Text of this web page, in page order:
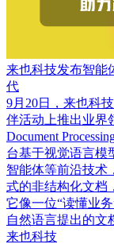
来也科技发布智能
代
9月20日，来也科
伴活动上推出业界
Document
台基于视觉语言模
智能体等前沿技术
式的非结构化文档
它像一位“读懂业
自然语言提出的文
来也科技